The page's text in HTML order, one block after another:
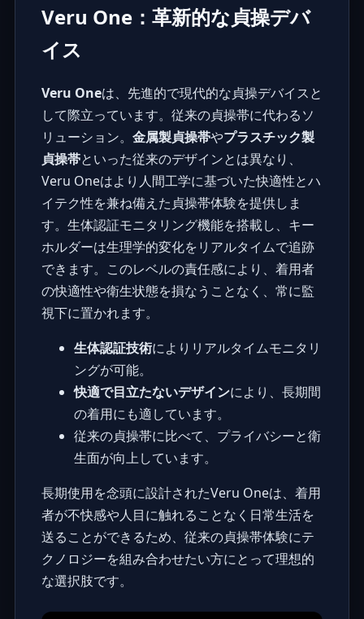
Veru One：革新的な貞操デバ
イス
Veru Oneは、先進的で現代的な貞操デバイスと
して際立っています。従来の貞操帯に代わるソ
リューション。 金属製貞操帯やプラスチック製
貞操帯といった従来のデザインとは異なり、
Veru Oneはより人間工学に基づいた快適性とハ
イテク性を兼ね備えた貞操帯体験を提供しま
す。生体認証モニタリング機能を搭載し、キー
ホルダーは生理学的変化をリアルタイムで追跡
できます。このレベルの責任感により、着用者
の快適性や衛生状態を損なうことなく、常に監
視下に置かれます。
生体認証技術によりリアルタイムモニタリ
ングが可能。
快適で目立たないデザインにより、長期間
の着用にも適しています。
従来の貞操帯に比べて、プライバシーと衛
生面が向上しています。
長期使用を念頭に設計されたVeru Oneは、着用
者が不快感や人目に触れることなく日常生活を
送ることができるため、従来の貞操帯体験にテ
クノロジーを組み合わせたい方にとって理想的
な選択肢です。